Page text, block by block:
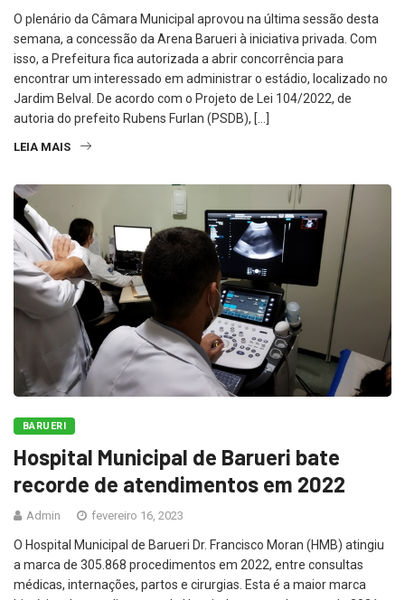
O plenário da Câmara Municipal aprovou na última sessão desta
semana, a concessão da Arena Barueri à iniciativa privada. Com
isso, a Prefeitura fica autorizada a abrir concorrência para
encontrar um interessado em administrar o estádio, localizado no
Jardim Belval. De acordo com o Projeto de Lei 104/2022, de
autoria do prefeito Rubens Furlan (PSDB), […]
LEIA MAIS
BARUERI
Hospital Municipal de Barueri bate
recorde de atendimentos em 2022
Admin fevereiro 16, 2023
O Hospital Municipal de Barueri Dr. Francisco Moran (HMB) atingiu
a marca de 305.868 procedimentos em 2022, entre consultas
médicas, internações, partos e cirurgias. Esta é a maior marca